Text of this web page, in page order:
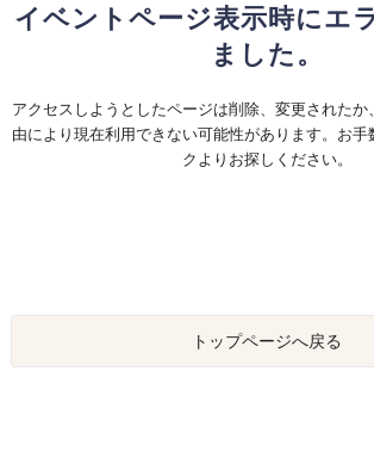
イベントページ表示時にエ
ました。
アクセスしようとしたページは削除、変更された
由により現在利用できない可能性があります。お
クよりお探しください。
トップページへ戻る